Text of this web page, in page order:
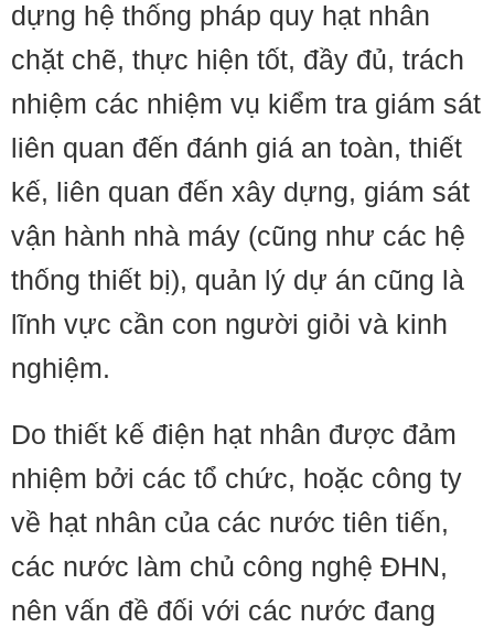
dựng hệ thống pháp quy hạt nhân
chặt chẽ, thực hiện tốt, đầy đủ, trách
nhiệm các nhiệm vụ kiểm tra giám sát
liên quan đến đánh giá an toàn, thiết
kế, liên quan đến xây dựng, giám sát
vận hành nhà máy (cũng như các hệ
thống thiết bị), quản lý dự án cũng là
lĩnh vực cần con người giỏi và kinh
nghiệm.
Do thiết kế điện hạt nhân được đảm
nhiệm bởi các tổ chức, hoặc công ty
về hạt nhân của các nước tiên tiến,
các nước làm chủ công nghệ ĐHN,
nên vấn đề đối với các nước đang